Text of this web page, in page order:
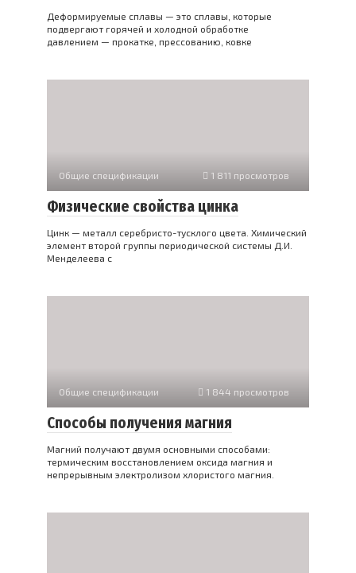
Деформируемые сплавы — это сплавы, которые
подвергают горячей и холодной обработке
давлением — прокатке, прессованию, ковке
Общие спецификации 1 811 просмотров
Физические свойства цинка
Цинк — металл серебристо-тусклого цвета. Химический
элемент второй группы периодической системы Д.И.
Менделеева с
Общие спецификации 1 844 просмотров
Способы получения магния
Магний получают двумя основными способами:
термическим восстановлением оксида магния и
непрерывным электролизом хлористого магния.